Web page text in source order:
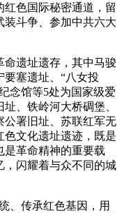
色国际秘密通道，留
斗争、参加中共六大
命遗址遗存，其中马骏
塞遗址、“八女投
念馆等5处为国家级爱
、铁岭河大桥碉堡、
公署旧址、苏联红军无
文化遗址遗迹，既是
是革命精神的重要载
，闪耀着与众不同的城
、传承红色基因，用